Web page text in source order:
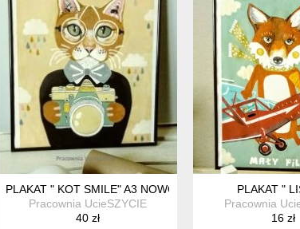
PLAKAT " KOT SMILE" A3 NOWOŚĆ
Pracownia UcieSZYCIE
40 zł
PLAKAT "
Pracownia
16 zł